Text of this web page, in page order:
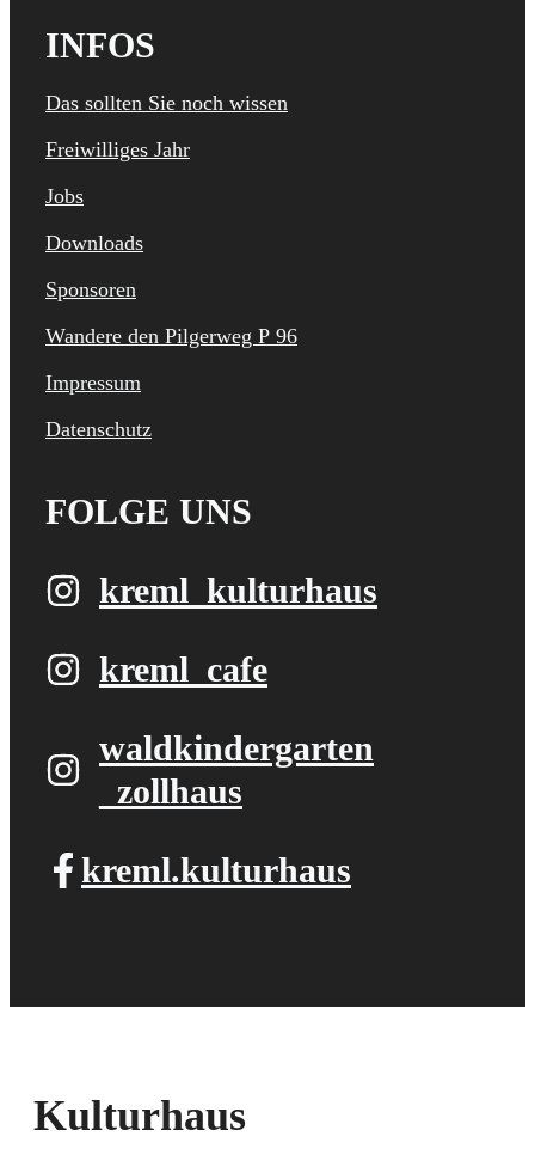
INFOS
Das sollten Sie noch wissen
Freiwilliges Jahr
Jobs
Downloads
Sponsoren
Wandere den Pilgerweg P 96
Impressum
Datenschutz
FOLGE UNS
kreml_kulturhaus
kreml_cafe
waldkindergarten​
_zollhaus
kreml.kulturhaus
Kulturhaus